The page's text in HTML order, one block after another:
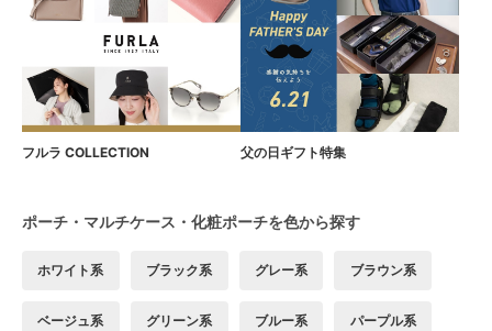
フルラ COLLECTION 父の日ギフト特集
ポーチ・マルチケース・化粧ポーチを色から探す
ホワイト系 ブラック系 グレー系 ブラウン系
ベージュ系 グリーン系 ブルー系 パープル系